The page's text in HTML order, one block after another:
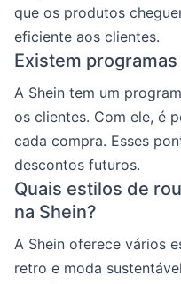
que os produtos
eficiente aos clientes.
Existem
A Shein tem um
os clientes. Com ele, é
cada compra. Esses
descontos futuros.
Quais estilos de
na Shein?
A Shein oferece vários
retro e moda